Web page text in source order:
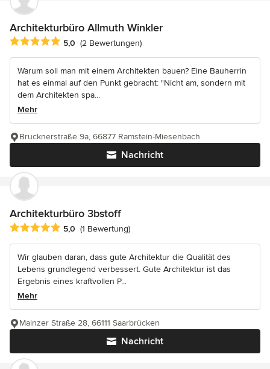
Architekturbüro Allmuth Winkler
Durchschnittliche Bewertung: 5 von 5 Sternen
5,0 (2 Bewertungen)
Warum soll man mit einem Architekten bauen? Eine Bauherrin
hat es einmal auf den Punkt gebracht: "Nicht am, sondern mit
dem Architekten spa...
Mehr
Nachricht
Brucknerstraße 9a, 66877 Ramstein-Miesenbach
Architekturbüro 3bstoff
Durchschnittliche Bewertung: 5 von 5 Sternen
5,0 (1 Bewertung)
Wir glauben daran, dass gute Architektur die Qualität des
Lebens grundlegend verbessert. Gute Architektur ist das
Ergebnis eines kraftvollen P...
Mehr
Nachricht
Mainzer Straße 28, 66111 Saarbrücken